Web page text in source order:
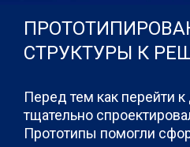
СТРУКТУРЫ К
Перед тем как перейти
тщательно
Прототипы помогли